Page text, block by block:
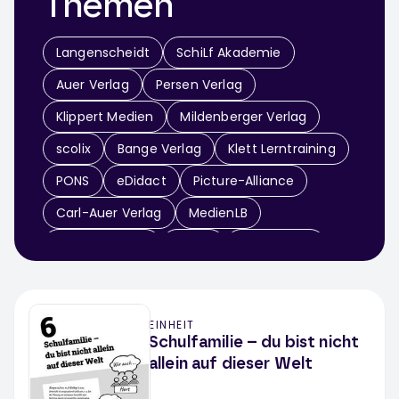
Langenscheidt
SchiLf Akademie
Auer Verlag
Persen Verlag
Klippert Medien
Mildenberger Verlag
scolix
Bange Verlag
Klett Lerntraining
PONS
eDidact
Picture-Alliance
Carl-Auer Verlag
MedienLB
Schulfilme im Netz
elk Verlag
Die Sprachzeitung
Psychiatrie Verlag
Initiative Klischeefrei
EINHEIT
Schulfamilie – du bist nicht
allein auf dieser Welt